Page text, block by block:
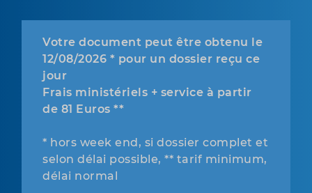
Votre document peut être obtenu le
12/08/2026 * pour un dossier reçu ce
jour
Frais ministériels + service à partir
de 81 Euros **
* hors week end, si dossier complet et
selon délai possible, ** tarif minimum,
délai normal